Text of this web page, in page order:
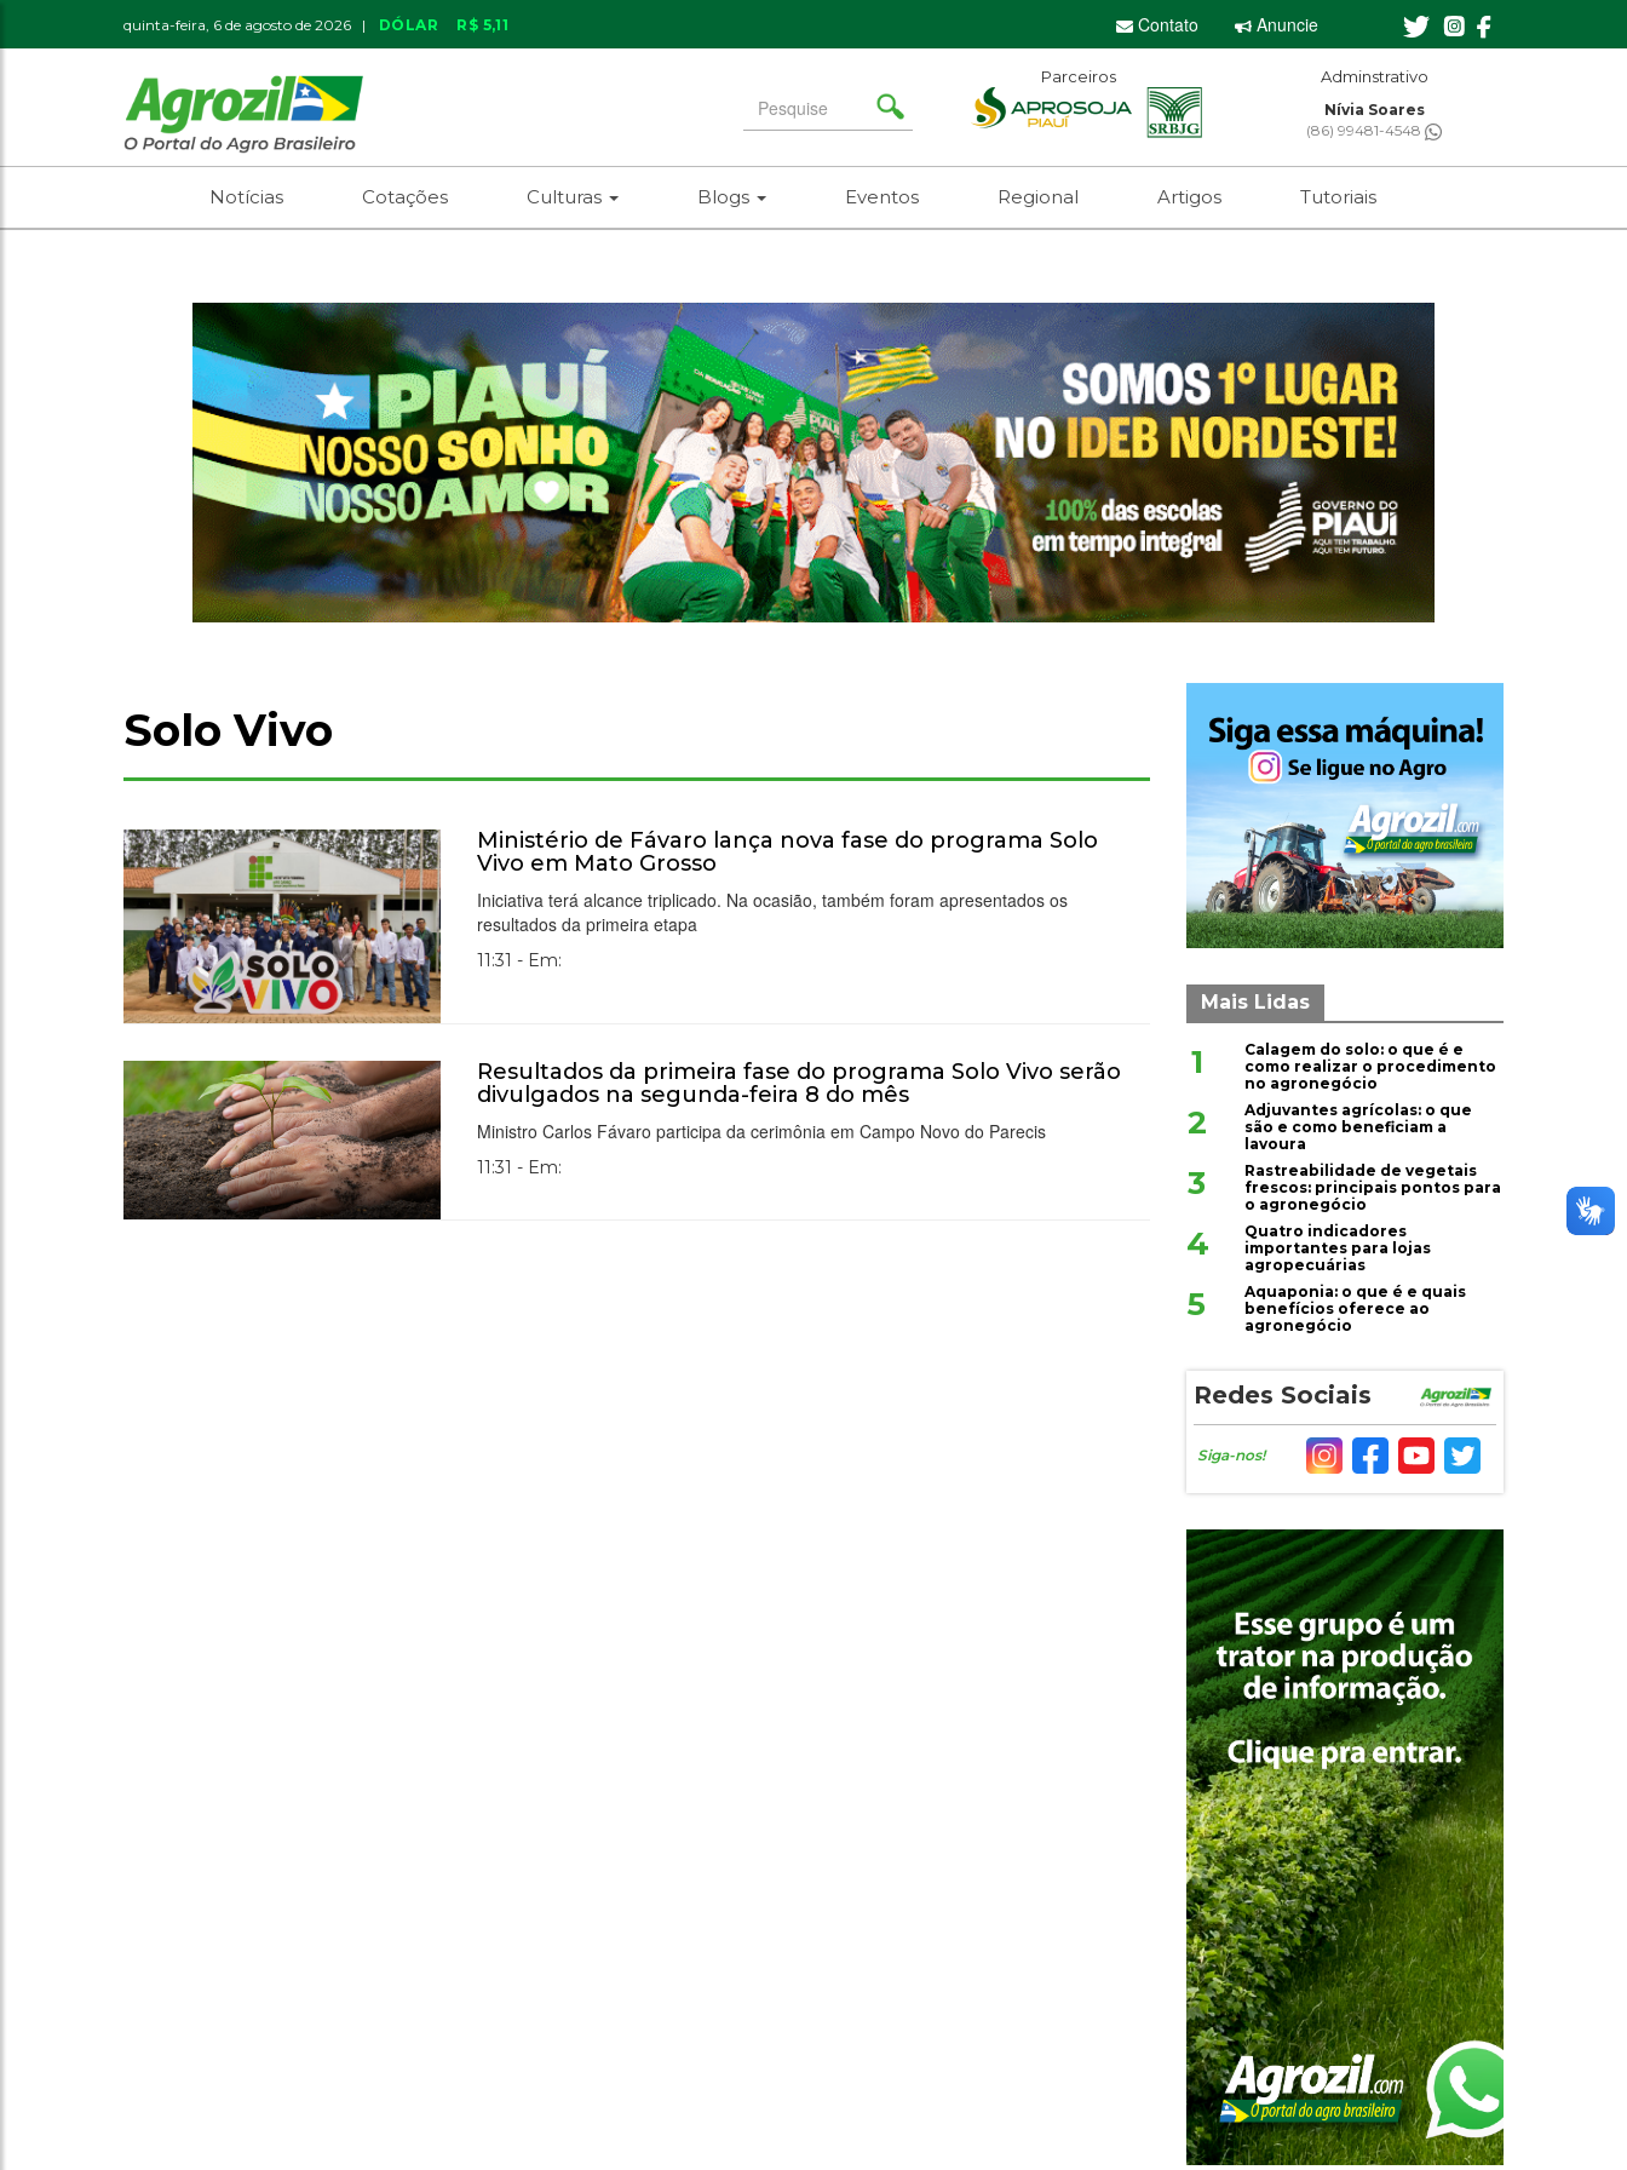
quinta-feira, 6 de agosto de 2026 | DÓLAR R$ 5,11 Contato Anuncie
Search
for
Parceiros Adminstrativo
Nívia Soares
(86) 99481-4548
Notícias Cotações Culturas Blogs Eventos Regional Artigos Tutoriais
Solo Vivo
Ministério de Fávaro lança nova fase do programa Solo
Vivo em Mato Grosso
Iniciativa terá alcance triplicado. Na ocasião, também foram apresentados os
resultados da primeira etapa
11:31 - Em:
Resultados da primeira fase do programa Solo Vivo serão
divulgados na segunda-feira 8 do mês
Ministro Carlos Fávaro participa da cerimônia em Campo Novo do Parecis
11:31 - Em:
Mais Lidas
1
Calagem do solo: o que é e
como realizar o procedimento
no agronegócio
2
Adjuvantes agrícolas: o que
são e como beneficiam a
lavoura
3
Rastreabilidade de vegetais
frescos: principais pontos para
o agronegócio
4
Quatro indicadores
importantes para lojas
agropecuárias
5
Aquaponia: o que é e quais
benefícios oferece ao
agronegócio
Redes Sociais
Siga-nos!